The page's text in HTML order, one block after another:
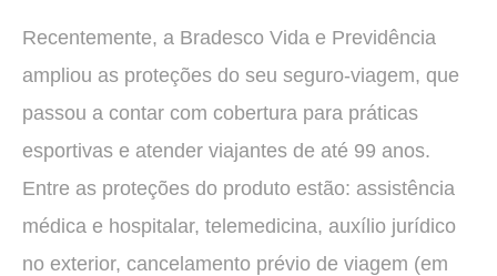
Recentemente, a Bradesco Vida e Previdência
ampliou as proteções do seu seguro-viagem, que
passou a contar com cobertura para práticas
esportivas e atender viajantes de até 99 anos.
Entre as proteções do produto estão: assistência
médica e hospitalar, telemedicina, auxílio jurídico
no exterior, cancelamento prévio de viagem (em